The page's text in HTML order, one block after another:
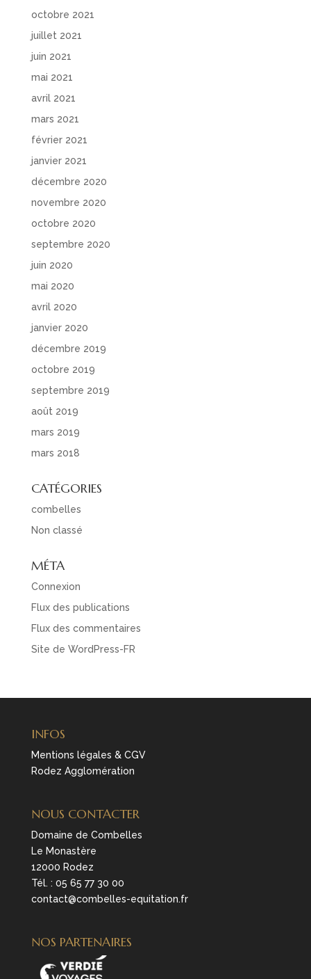
octobre 2021
juillet 2021
juin 2021
mai 2021
avril 2021
mars 2021
février 2021
janvier 2021
décembre 2020
novembre 2020
octobre 2020
septembre 2020
juin 2020
mai 2020
avril 2020
janvier 2020
décembre 2019
octobre 2019
septembre 2019
août 2019
mars 2019
mars 2018
CATÉGORIES
combelles
Non classé
MÉTA
Connexion
Flux des publications
Flux des commentaires
Site de WordPress-FR
INFOS
Mentions légales & CGV
Rodez Agglomération
NOUS CONTACTER
Domaine de Combelles
Le Monastère
12000 Rodez
Tél. : 05 65 77 30 00
contact@combelles-equitation.fr
NOS PARTENAIRES